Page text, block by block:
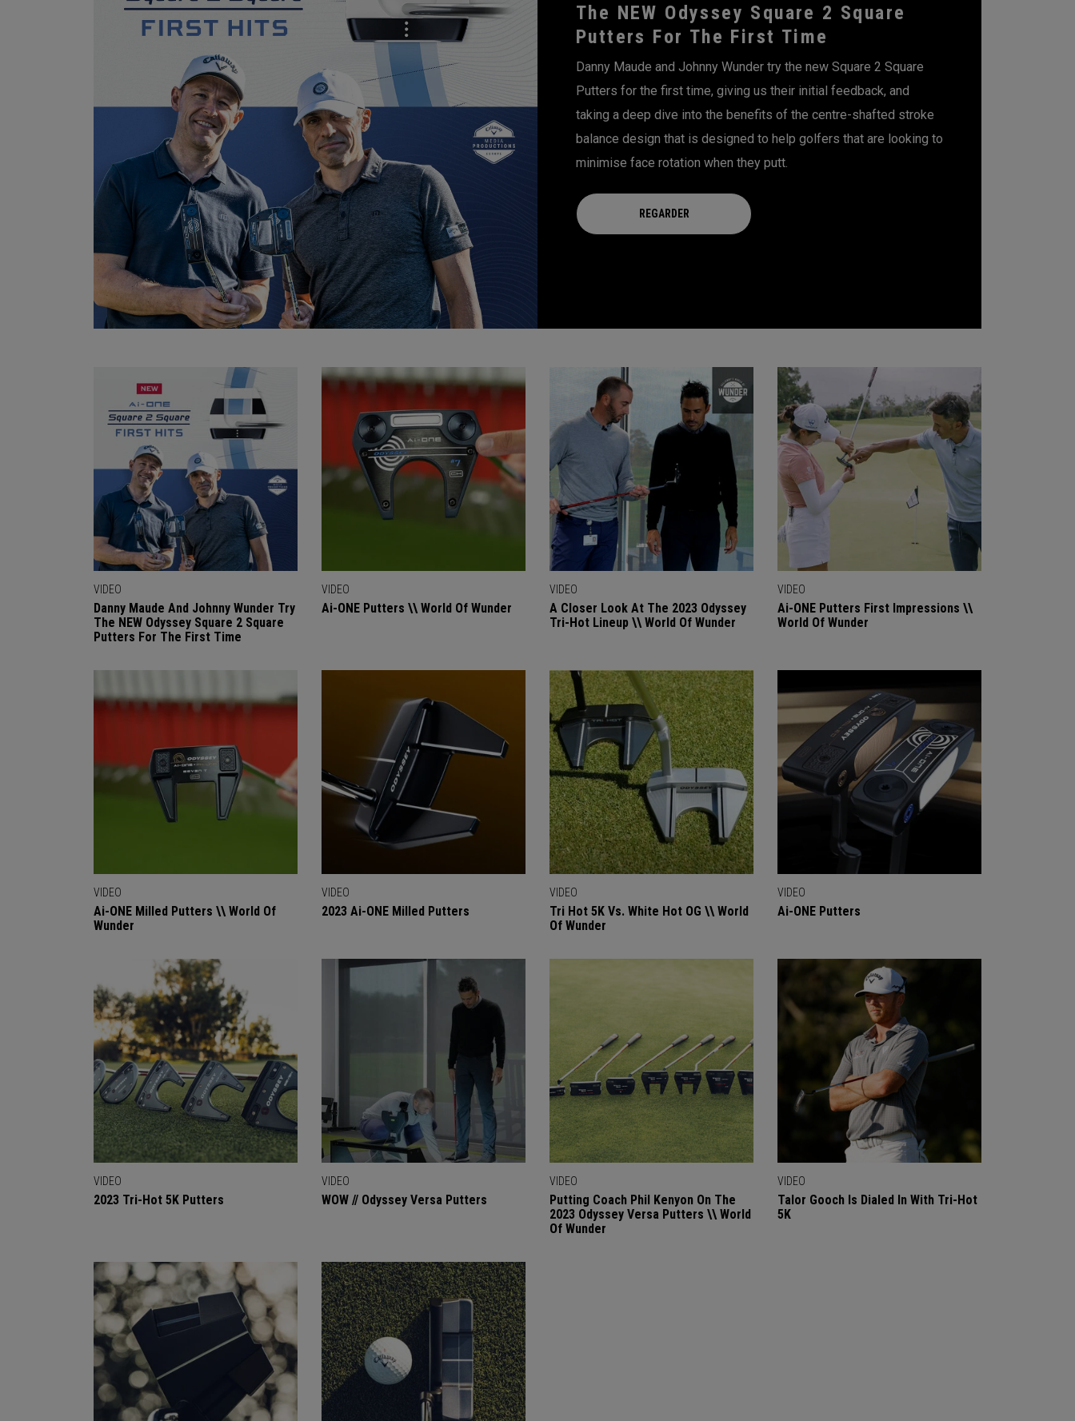
The NEW Odyssey Square 2 Square
Putters For The First Time
Danny Maude and Johnny Wunder try the new Square 2 Square
Putters for the first time, giving us their initial feedback, and
taking a deep dive into the benefits of the centre-shafted stroke
balance design that is designed to help golfers that are looking to
minimise face rotation when they putt.
REGARDER
VIDEO
Danny Maude And Johnny Wunder Try
The NEW Odyssey Square 2 Square
Putters For The First Time
VIDEO
Ai-ONE Putters \\ World Of Wunder
VIDEO
A Closer Look At The 2023 Odyssey
Tri-Hot Lineup \\ World Of Wunder
VIDEO
Ai-ONE Putters First Impressions \\
World Of Wunder
VIDEO
Ai-ONE Milled Putters \\ World Of
Wunder
VIDEO
2023 Ai-ONE Milled Putters
VIDEO
Tri Hot 5K Vs. White Hot OG \\ World
Of Wunder
VIDEO
Ai-ONE Putters
VIDEO
2023 Tri-Hot 5K Putters
VIDEO
WOW // Odyssey Versa Putters
VIDEO
Putting Coach Phil Kenyon On The
2023 Odyssey Versa Putters \\ World
Of Wunder
VIDEO
Talor Gooch Is Dialed In With Tri-Hot
5K